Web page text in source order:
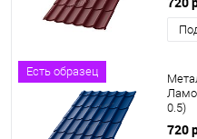
Есть образец
0.5)
720